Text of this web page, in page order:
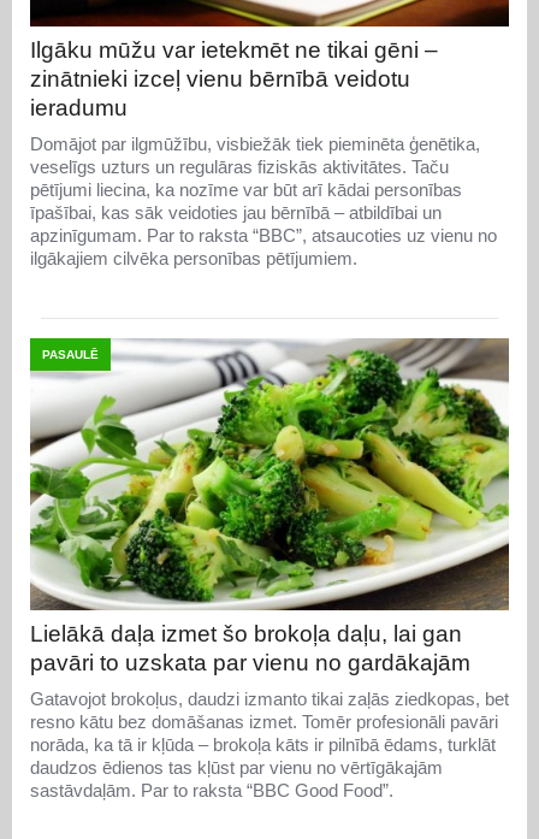
Ilgāku mūžu var ietekmēt ne tikai gēni –
zinātnieki izceļ vienu bērnībā veidotu
ieradumu
Domājot par ilgmūžību, visbiežāk tiek pieminēta ģenētika,
veselīgs uzturs un regulāras fiziskās aktivitātes. Taču
pētījumi liecina, ka nozīme var būt arī kādai personības
īpašībai, kas sāk veidoties jau bērnībā – atbildībai un
apzinīgumam. Par to raksta “BBC”, atsaucoties uz vienu no
ilgākajiem cilvēka personības pētījumiem.
PASAULĒ
Lielākā daļa izmet šo brokoļa daļu, lai gan
pavāri to uzskata par vienu no gardākajām
Gatavojot brokoļus, daudzi izmanto tikai zaļās ziedkopas, bet
resno kātu bez domāšanas izmet. Tomēr profesionāli pavāri
norāda, ka tā ir kļūda – brokoļa kāts ir pilnībā ēdams, turklāt
daudzos ēdienos tas kļūst par vienu no vērtīgākajām
sastāvdaļām. Par to raksta “BBC Good Food”.